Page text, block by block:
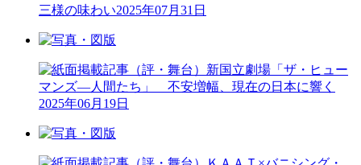
三様の味わい2025年07月31日
（評・舞台）新国立劇場「ザ・ヒュー
マンズ―人間たち」 不安増幅、現在の日本に響く
2025年06月19日